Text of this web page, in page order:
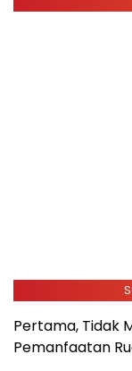
Pertama, Tidak
Pemanfaatan